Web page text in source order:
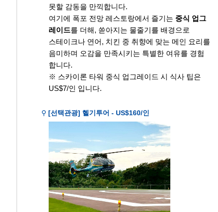
못할 감동을 만끽합니다.
여기에 폭포 전망 레스토랑에서 즐기는 중식 업그
레이드를 더해, 쏟아지는 물줄기를 배경으로
스테이크나 연어, 치킨 중 취향에 맞는 메인 요리를
음미하며 오감을 만족시키는 특별한 여유를 경험
합니다.
※ 스카이론 타워 중식 업그레이드 시 식사 팁은
US$7/인 입니다.
⚲ [선택관광] 헬기투어 - US$160/인